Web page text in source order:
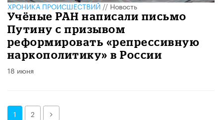
ХРОНИКА ПРОИСШЕСТВИЙ//Новость
Учёные РАН написали письмо
Путину с призывом
реформировать «репрессивную
наркополитику» в России
18 июня
1 2 Далее